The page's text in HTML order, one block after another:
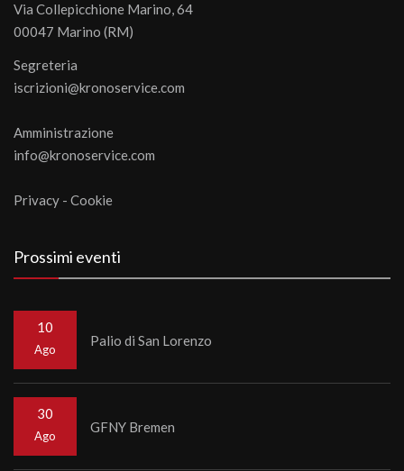
Via Collepicchione Marino, 64
00047 Marino (RM)
Segreteria
iscrizioni@kronoservice.com
Amministrazione
info@kronoservice.com
Privacy - Cookie
Prossimi eventi
10
Ago
Palio di San Lorenzo
30
Ago
GFNY Bremen